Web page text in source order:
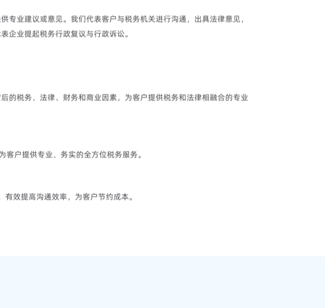
业建议或意见。我们代表客户与税务机关进行沟通，出具法律意见，
企业提起税务行政复议与行政诉讼。
的税务、法律、财务和商业因素，为客户提供税务和法律相融合的专业
户提供专业、务实的全方位税务服务。
效提高沟通效率，为客户节约成本。